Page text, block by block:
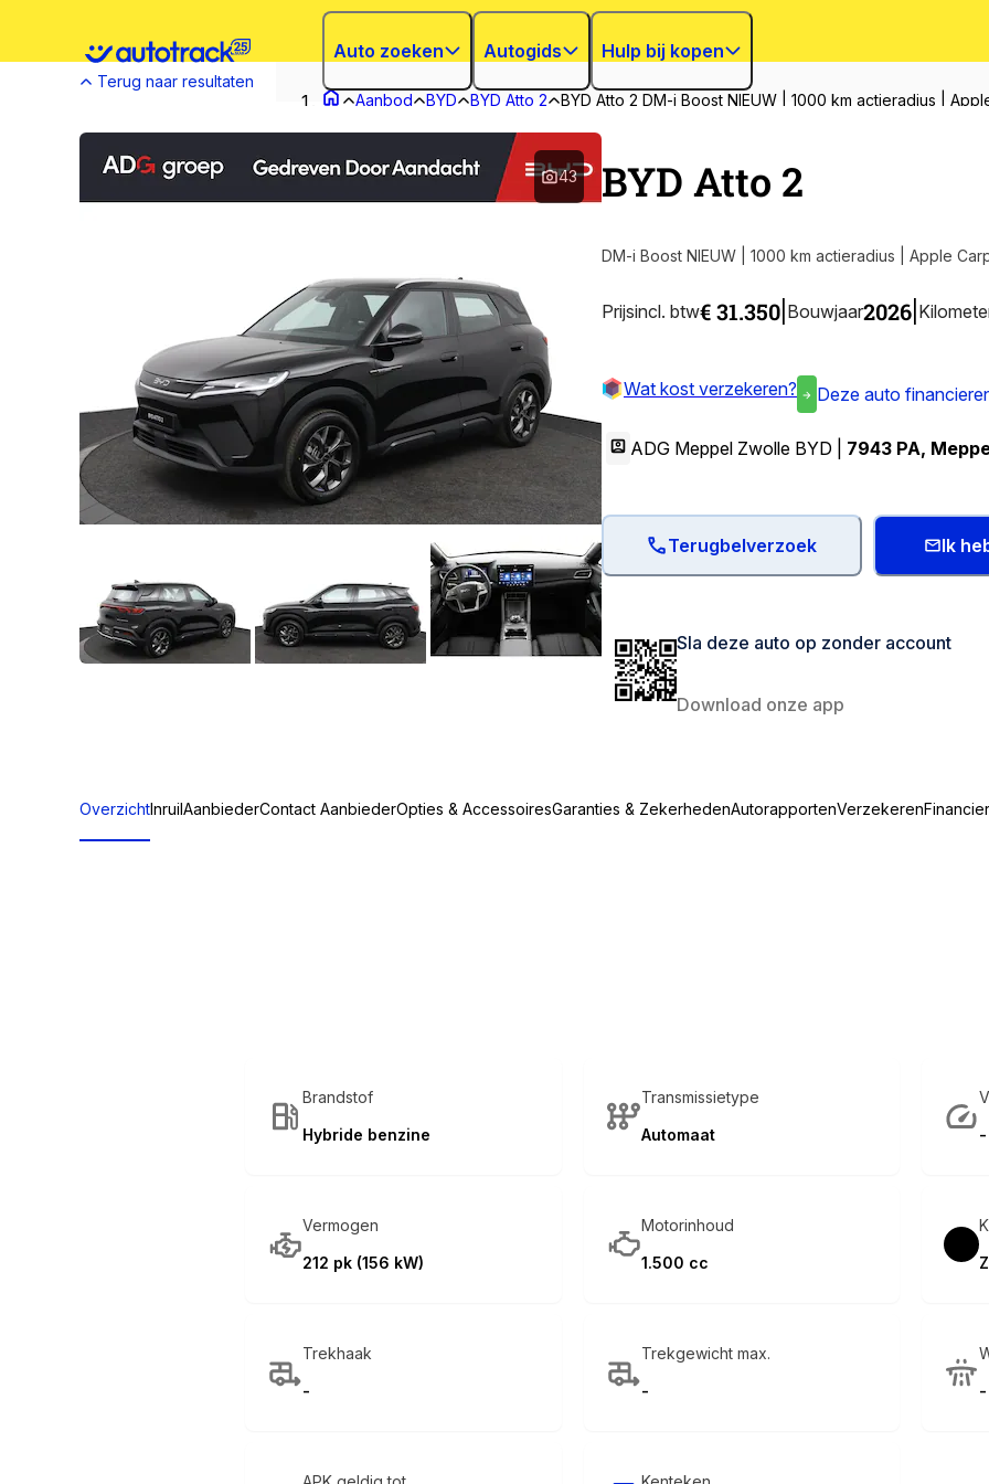
Auto zoeken Autogids Hulp bij kopen
Terug naar resultaten
Aanbod
BYD BYD Atto 2 BYD Atto 2 DM-i Boost NIEUW | 1000 km actieradius |
43 BYD Atto 2
DM-i Boost NIEUW | 1000 km actieradius | Apple
Prijsincl. btw€ 31.350 Bouwjaar2026
Wat kost verzekeren? Deze auto
ADG Meppel Zwolle BYD | 7943 PA,
Ik
Terugbelverzoek
Sla deze auto op zonder account
Download onze app
OverzichtInruilAanbiederContact AanbiederOpties & AccessoiresGaranties & ZekerhedenAutorapportenVerzekeren
Brandstof
Hybride benzine
Transmissietype
Automaat
-
Vermogen
212 pk (156 kW)
Motorinhoud
1.500 cc
Trekhaak
-
Trekgewicht max.
-
-